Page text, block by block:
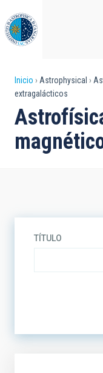
al
contenido
principal
Sobrescribir
enlaces
de
ayuda
Inicio Astrophysical
extragalácticos
TÍTULO